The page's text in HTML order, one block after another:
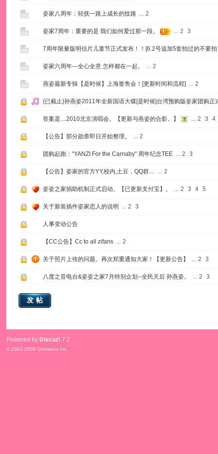
姿家八周年：轻抚一路上成长的纹路 ... 2
姿家7周年：重要的是 我们如何爱过那一段。 ... 2 3
7周年限量版明信片儿童节正式发布！！[6.2号追加5套拍过的不要拍
姿家六周年---全心全意 怎样都在一起。 ... 2
燕姿最新专辑【是时候】上海签售会！[更新时间和流程] ... 2
{已截止}孙燕姿2011年全新国语大碟[是时候]台湾预购版姿家团购正
答案是....2010北京演唱会。【更新与燕姿的合影。】 ... 2 3 4
【公告】部分勋章即日开始整理。 ... 2
团购起跑："YANZI For the Carnaby" 周年纪念TEE ... 2 3
【公告】姿家的官方YY,校内,土豆，QQ群.... ... 2
姿姿之家捐助机制正式启动。【已更新支付宝】。 ... 2 3 4 5
关于新装插件姿家恋人的说明 ... 2 3
人事变动公告
【CC公告】Cc to all zifans ... 2
关于照片上传的问题。再次郑重通知大家！【更新公告】 ... 2 3
八度之音电台&姿姿之家7月特别企划--全民天后 孙燕姿。 ... 2 3
发帖
Powered by Discuz! 7.2
© 2001-2009 Comsenz Inc.